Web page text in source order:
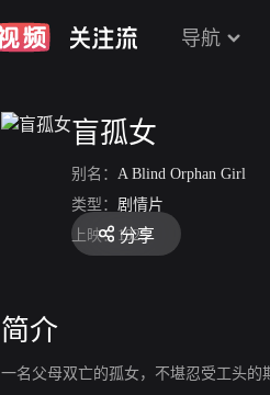
导航
盲孤女
别名： A Blind Orphan Girl
类型： 剧情片
上映： 1925
分享
简介
一名父母双亡的孤女，不堪忍受工头的